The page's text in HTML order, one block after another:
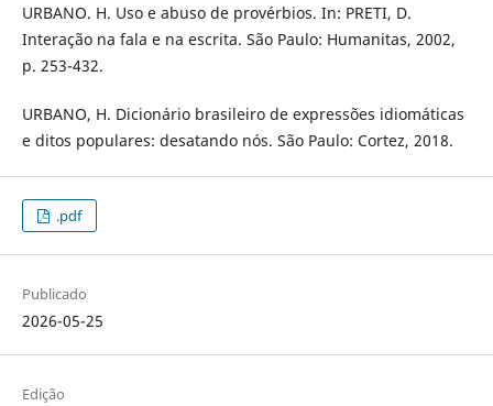
URBANO. H. Uso e abuso de provérbios. In: PRETI, D.
Interação na fala e na escrita. São Paulo: Humanitas, 2002,
p. 253-432.
URBANO, H. Dicionário brasileiro de expressões idiomáticas
e ditos populares: desatando nós. São Paulo: Cortez, 2018.
.pdf
Publicado
2026-05-25
Edição